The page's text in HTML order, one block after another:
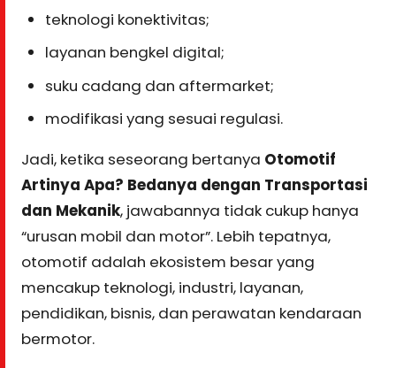
teknologi konektivitas;
layanan bengkel digital;
suku cadang dan aftermarket;
modifikasi yang sesuai regulasi.
Jadi, ketika seseorang bertanya Otomotif
Artinya Apa? Bedanya dengan Transportasi
dan Mekanik, jawabannya tidak cukup hanya
“urusan mobil dan motor”. Lebih tepatnya,
otomotif adalah ekosistem besar yang
mencakup teknologi, industri, layanan,
pendidikan, bisnis, dan perawatan kendaraan
bermotor.